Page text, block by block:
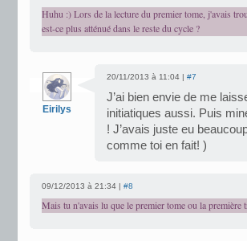
Huhu :) Lors de la lecture du premier tome, j'avais
est-ce plus atténué dans le reste du cycle ?
Eirilys
20/11/2013 à 11:04 | #7
J’ai bien envie de me
initiatiques aussi. Puis
! J’avais juste eu
comme toi en fait! )
09/12/2013 à 21:34 | #8
Mais tu n'avais lu que le premier tome ou la première